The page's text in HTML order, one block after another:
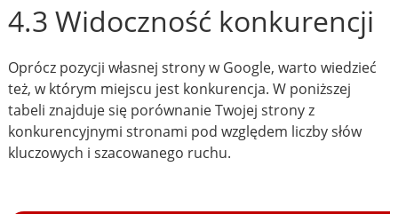
4.3 Widoczność konkurencji
Oprócz pozycji własnej strony w Google, warto wiedzieć
też, w którym miejscu jest konkurencja. W poniższej
tabeli znajduje się porównanie Twojej strony z
konkurencyjnymi stronami pod względem liczby słów
kluczowych i szacowanego ruchu.